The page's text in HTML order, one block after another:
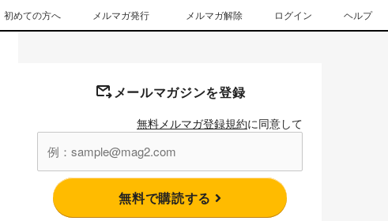
初めての方へ メルマガ発行 メルマガ解除 ログイン ヘルプ
メールマガジンを登録
無料メルマガ登録規約に同意して
無料で購読する